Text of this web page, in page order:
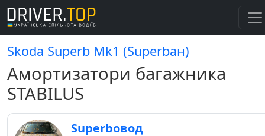
Skoda Superb Mk1 (Superbан)
Амортизатори багажника
STABILUS
Superbовод